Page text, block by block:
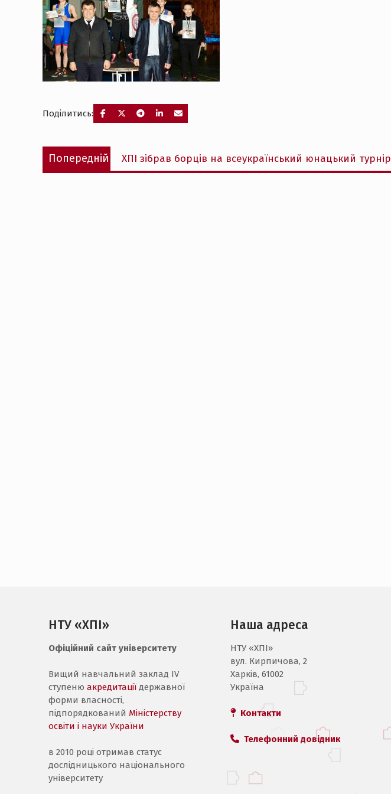
Поділитись:
Навігація
записів
Попередній
Попередній
запис:
ХПІ зібрав борців на всеукраїнський юнацький турнір
НТУ «ХПІ»
Офіційний сайт університету
Вищий навчальний заклад IV
ступеню акредитації державної
форми власності,
підпорядкований Міністерству
освіти і науки України
в 2010 році отримав статус
дослідницького національного
університету
Наша адреса
НТУ «ХПI»
вул. Кирпичова, 2
Харків, 61002
Україна
Контакти
Телефонний довідник